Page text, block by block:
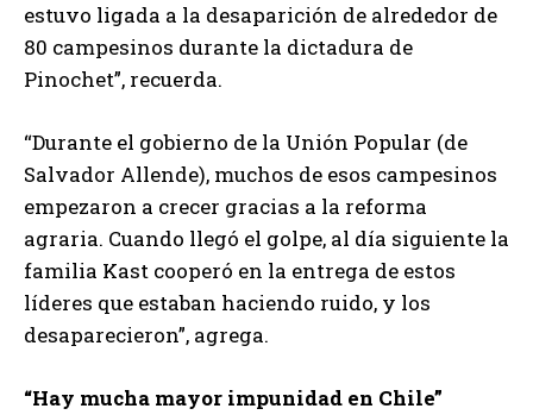
estuvo ligada a la desaparición de alrededor de
80 campesinos durante la dictadura de
Pinochet”, recuerda.
“Durante el gobierno de la Unión Popular (de
Salvador Allende), muchos de esos campesinos
empezaron a crecer gracias a la reforma
agraria. Cuando llegó el golpe, al día siguiente la
familia Kast cooperó en la entrega de estos
líderes que estaban haciendo ruido, y los
desaparecieron”, agrega.
“Hay mucha mayor impunidad en Chile”